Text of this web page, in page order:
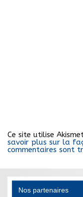
Ce site utilise
savoir plus sur la
commentaires sont
Nos partenaires